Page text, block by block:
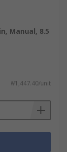
Manual, 8.5
₩1,447.40/unit